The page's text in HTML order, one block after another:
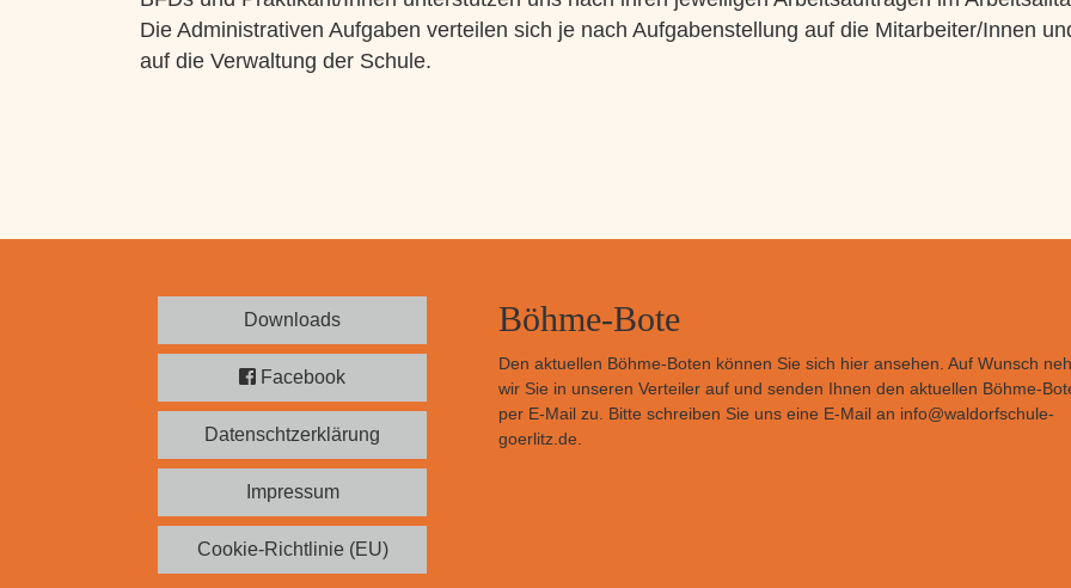
Die Administrativen Aufgaben verteilen sich je nach Aufgabenstellung auf die Mitarbeiter/Innen
auf die Verwaltung der Schule.
Downloads
Facebook
Datenschtzerklärung
Impressum
Cookie-Richtlinie (EU)
Böhme-Bote
Den aktuellen Böhme-Boten können Sie sich hier ansehen. Auf Wunsch
wir Sie in unseren Verteiler auf und senden Ihnen den aktuellen Böhme-
per E-Mail zu. Bitte schreiben Sie uns eine E-Mail an info@waldorfschule-
goerlitz.de